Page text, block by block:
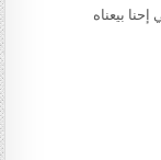
بيعناه